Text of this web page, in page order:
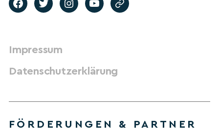
Impressum
Datenschutzerklärung
FÖRDERUNGEN & PARTNER